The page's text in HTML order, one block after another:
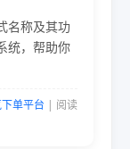
名称及其功
统，帮助你
单平台 | 阅读